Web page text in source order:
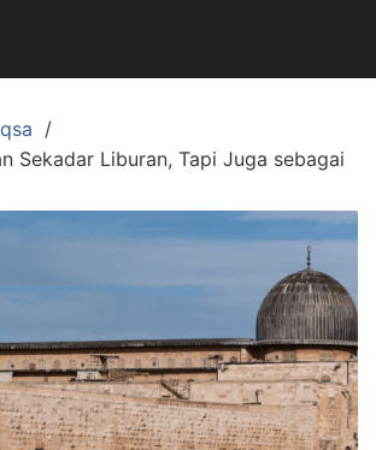
Sekadar Liburan, Tapi Juga sebagai